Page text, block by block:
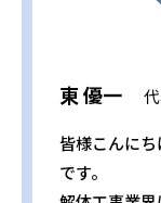
東 優一
皆様こんに
です。